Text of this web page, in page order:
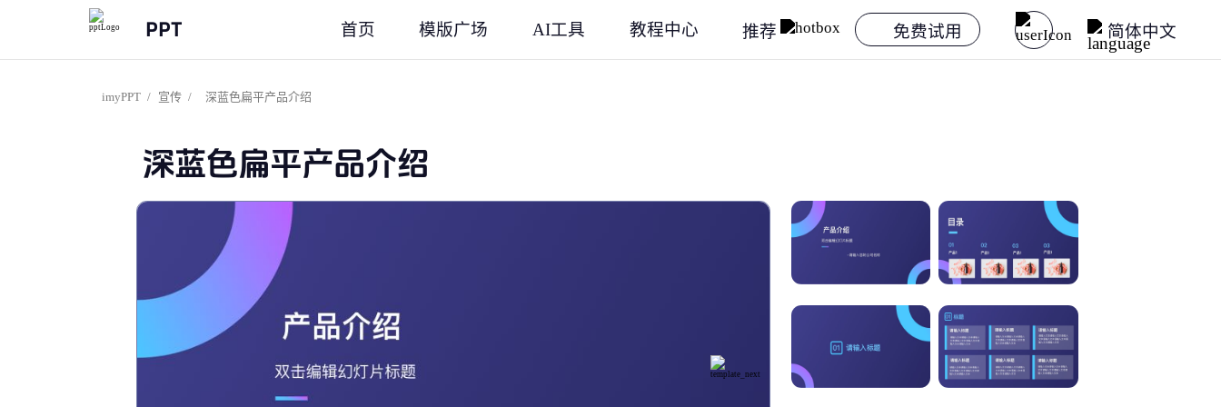
PPT 首页 模版广场 AI工具 教程中心 推荐 免费试用 简体中文
imyPPT / 宣传 / 深蓝色扁平产品介绍
深蓝色扁平产品介绍